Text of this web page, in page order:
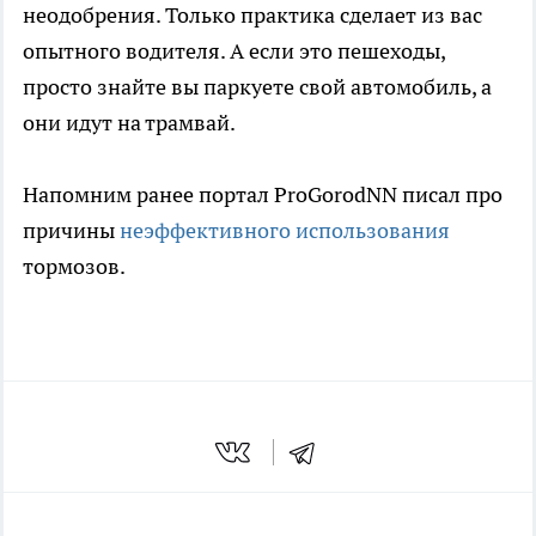
неодобрения. Только практика сделает из вас
опытного водителя. А если это пешеходы,
просто знайте вы паркуете свой автомобиль, а
они идут на трамвай.
Напомним ранее портал ProGorodNN писал про
причинынеэффективного использования
тормозов.